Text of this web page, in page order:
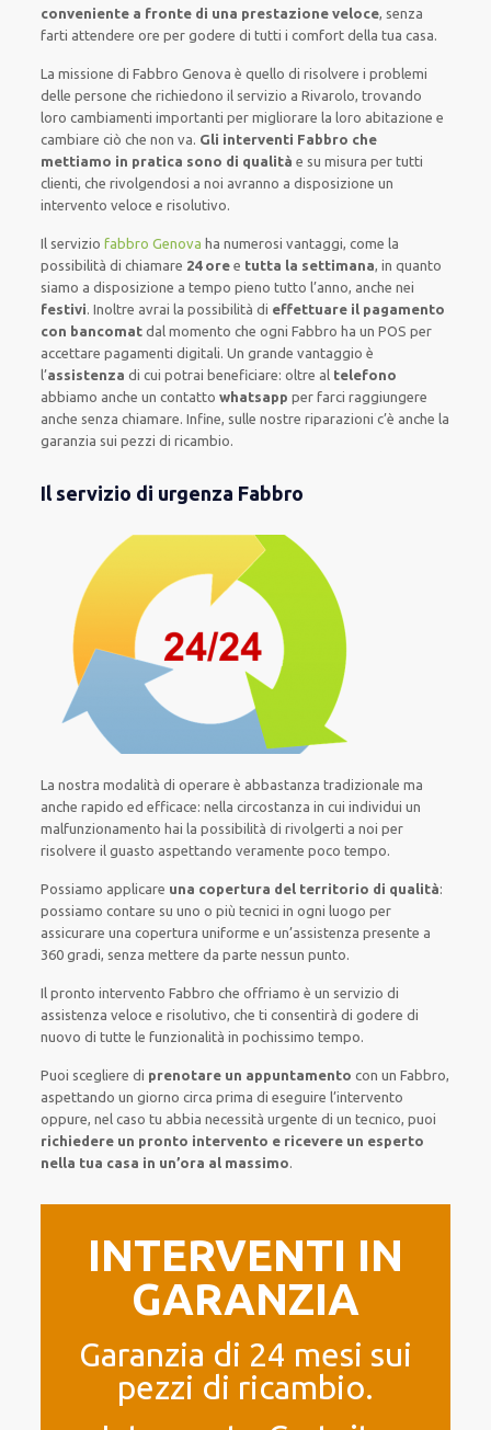
conveniente a fronte di una prestazione veloce, senza
farti attendere ore per godere di tutti i comfort della tua casa.
La missione di Fabbro Genova è quello di risolvere i problemi
delle persone cherichiedono il servizio a Rivarolo, trovando
lorocambiamenti importanti per migliorare la loro abitazione e
cambiare ciò che non va. Gli interventi Fabbro che
mettiamo in pratica sono di qualità e su misura per tutti
clienti, che rivolgendosi a noi avranno a disposizione un
interventoveloce e risolutivo.
Il servizio fabbro Genova ha numerosi vantaggi, come la
possibilità di chiamare 24 ore e tutta la settimana, in quanto
siamo a disposizione a tempo pieno tutto l’anno, anche nei
festivi.Inoltre avrai la possibilità di effettuare il pagamento
con bancomat dal momento che ogni Fabbro haun POSper
accettare pagamentidigitali.Un grande vantaggio è
l’assistenza di cui potrai beneficiare: oltre al telefono
abbiamo anche uncontatto whatsappper farci raggiungere
anche senza chiamare.Infine, sulle nostre riparazioni c’è anche la
garanzia sui pezzi di ricambio.
Il servizio di urgenza Fabbro
La nostra modalità di operare è abbastanza tradizionale ma
anche rapido ed efficace: nella circostanza in cuiindividuiun
malfunzionamento hai la possibilità di rivolgerti a noi per
risolvere ilguasto aspettando veramente poco tempo.
Possiamo applicare una copertura del territorio di qualità:
possiamo contare su uno o piùtecnici in ogni luogo per
assicurare una coperturauniforme e un’assistenza presente a
360 gradi, senzamettere da partenessun punto.
Il pronto intervento Fabbroche offriamo èun servizio di
assistenza veloce e risolutivo, che ticonsentirà di godere di
nuovodi tutte le funzionalità in pochissimo tempo.
Puoi scegliere di prenotare un appuntamento con un Fabbro,
aspettandoun giorno circa prima dieseguire l’intervento
oppure, nel caso tu abbia necessità urgente di un tecnico, puoi
richiedere un pronto intervento e ricevere un esperto
nella tua casa in un’ora al massimo.
INTERVENTI IN
GARANZIA
Garanzia di 24 mesi sui
pezzi di ricambio.